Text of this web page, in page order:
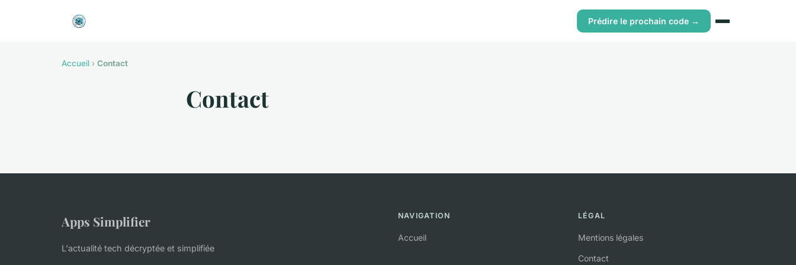
Prédire le prochain code →
Accueil › Contact
Contact
Apps Simplifier
L'actualité tech décryptée et simplifiée
NAVIGATION
Accueil
LÉGAL
Mentions légales
Contact